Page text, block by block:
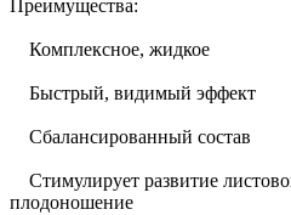
Преимущества:
Комплексное, жидкое
Быстрый, видимый эффект
Сбалансированный состав
Стимулирует развитие
плодоношение